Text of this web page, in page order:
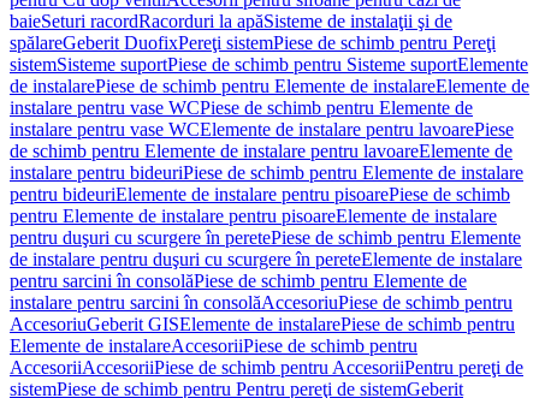
baieSeturi racordRacorduri la apăSisteme de instalaţii şi de
spălareGeberit DuofixPereţi sistemPiese de schimb pentru Pereţi
sistemSisteme suportPiese de schimb pentru Sisteme suportElemente
de instalarePiese de schimb pentru Elemente de instalareElemente de
instalare pentru vase WCPiese de schimb pentru Elemente de
instalare pentru vase WCElemente de instalare pentru lavoarePiese
de schimb pentru Elemente de instalare pentru lavoareElemente de
instalare pentru bideuriPiese de schimb pentru Elemente de instalare
pentru bideuriElemente de instalare pentru pisoarePiese de schimb
pentru Elemente de instalare pentru pisoareElemente de instalare
pentru duşuri cu scurgere în peretePiese de schimb pentru Elemente
de instalare pentru duşuri cu scurgere în pereteElemente de instalare
pentru sarcini în consolăPiese de schimb pentru Elemente de
instalare pentru sarcini în consolăAccesoriuPiese de schimb pentru
AccesoriuGeberit GISElemente de instalarePiese de schimb pentru
Elemente de instalareAccesoriiPiese de schimb pentru
AccesoriiAccesoriiPiese de schimb pentru AccesoriiPentru pereţi de
sistemPiese de schimb pentru Pentru pereţi de sistemGeberit